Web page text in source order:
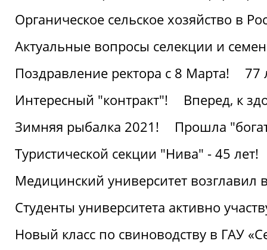
Органическое сельское хозяйство в
Актуальные вопросы селекции и
Поздравление ректора с 8 Марта!
77
Интересный "контракт"!
Вперед, к
Зимняя рыбалка 2021!
Прошла
Туристической секции "Нива" - 45 лет!
Медицинский университет возглавил
Студенты университета активно
Новый класс по свиноводству в ГАУ